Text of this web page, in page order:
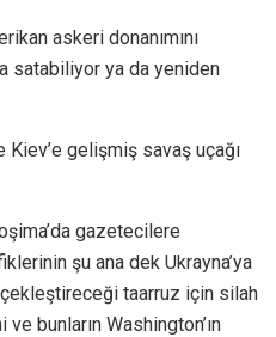
askeri donanımını
satabiliyor ya da yeniden
gelişmiş savaş uçağı
gazetecilere
şu ana dek Ukrayna’ya
taarruz için silah
bunların Washington’ın